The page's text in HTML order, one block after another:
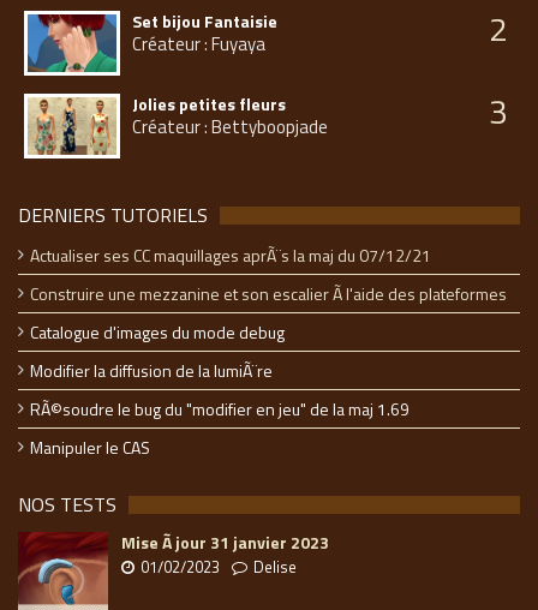
Set bijou Fantaisie
Créateur : Fuyaya 2
Jolies petites fleurs
Créateur : Bettyboopjade 3
DERNIERS TUTORIELS
Actualiser ses CC maquillages aprÃ¨s la maj du 07/12/21
Construire une mezzanine et son escalier Ã l'aide des plateformes
Catalogue d'images du mode debug
Modifier la diffusion de la lumiÃ¨re
RÃ©soudre le bug du "modifier en jeu" de la maj 1.69
Manipuler le CAS
NOS TESTS
Mise Ã jour 31 janvier 2023
01/02/2023 Delise